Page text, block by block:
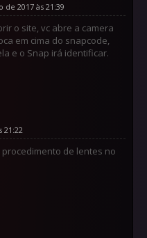
2017 às 21:39
o site, vc abre a camera
em cima do snapcode,
e o Snap irá identificar.
21:22
de lentes no